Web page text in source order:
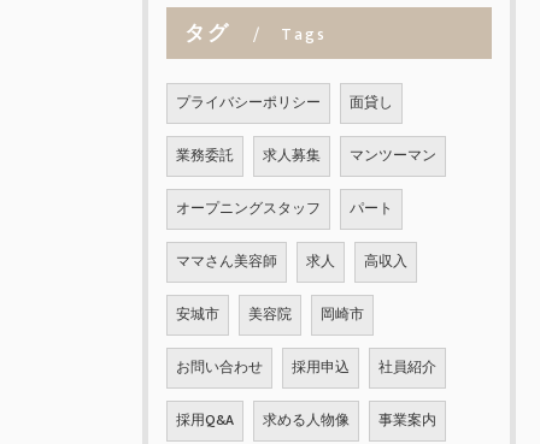
タグ Tags
プライバシーポリシー 面貸し
業務委託 求人募集 マンツーマン
オープニングスタッフ パート
ママさん美容師 求人 高収入
安城市 美容院 岡崎市
お問い合わせ 採用申込 社員紹介
採用Q&A 求める人物像 事業案内